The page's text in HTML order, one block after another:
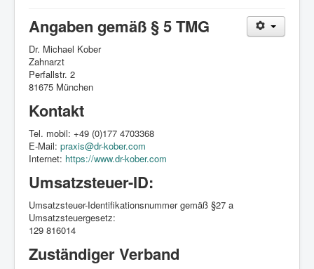
Angaben gemäß § 5 TMG
Dr. Michael Kober
Zahnarzt
Perfallstr. 2
81675 München
Kontakt
Tel. mobil: +49 (0)177 4703368
E-Mail: praxis@dr-kober.com
Internet: https://www.dr-kober.com
Umsatzsteuer-ID:
Umsatzsteuer-Identifikationsnummer gemäß §27 a
Umsatzsteuergesetz:
129 816014
Zuständiger Verband